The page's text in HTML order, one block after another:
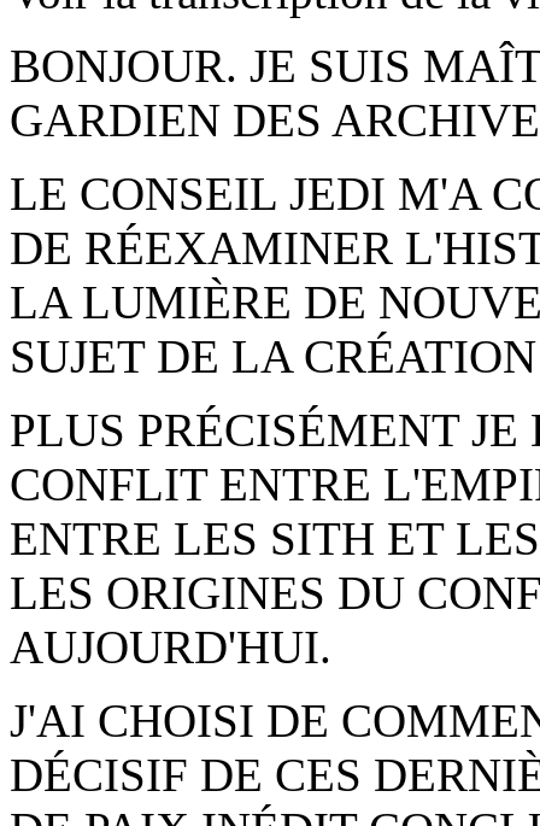
BONJOUR. JE SUIS
GARDIEN DES
LE CONSEIL JEDI M'A
DE RÉEXAMINER
LA LUMIÈRE DE
SUJET DE LA
PLUS PRÉCISÉMENT
CONFLIT ENTRE
ENTRE LES SITH ET
LES ORIGINES DU
AUJOURD'HUI.
J'AI CHOISI DE
DÉCISIF DE CES